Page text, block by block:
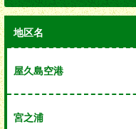
地区名
屋久島空港
宮之浦